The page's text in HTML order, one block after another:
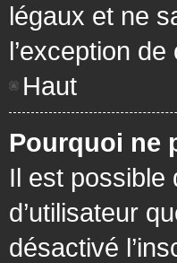
légaux et ne
l’exception
Haut
Pourquoi ne
Il est possible
d’utilisateur
désactivé